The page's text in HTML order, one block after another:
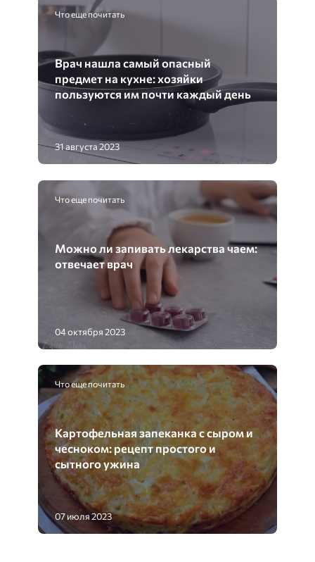
Что еще почитать
Врач нашла самый опасный
предмет на кухне: хозяйки
пользуются им почти каждый день
31 августа 2023
Что еще почитать
Можно ли запивать лекарства чаем:
отвечает врач
04 октября 2023
Что еще почитать
Картофельная запеканка с сыром и
чесноком: рецепт простого и
сытного ужина
07 июля 2023